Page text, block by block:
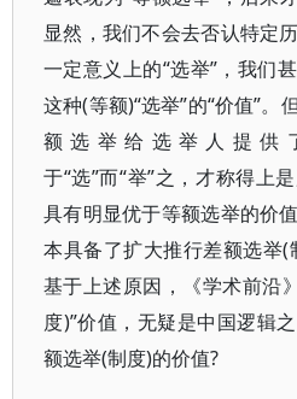
显然，我们不会去否认特定
一定意义上的“选举”，我们
这种(等额)“选举”的“价值”。
额选举给选举人提供
于“选”而“举”之，才称得上
具有明显优于等额选举的价
本具备了扩大推行差额选举(
基于上述原因，《学术前沿
度)”价值，无疑是中国逻辑
额选举(制度)的价值?